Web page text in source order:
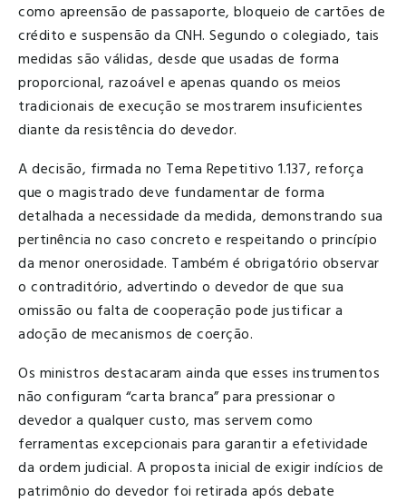
como apreensão de passaporte, bloqueio de cartões de
crédito e suspensão da CNH. Segundo o colegiado, tais
medidas são válidas, desde que usadas de forma
proporcional, razoável e apenas quando os meios
tradicionais de execução se mostrarem insuficientes
diante da resistência do devedor.
A decisão, firmada no Tema Repetitivo 1.137, reforça
que o magistrado deve fundamentar de forma
detalhada a necessidade da medida, demonstrando sua
pertinência no caso concreto e respeitando o princípio
da menor onerosidade. Também é obrigatório observar
o contraditório, advertindo o devedor de que sua
omissão ou falta de cooperação pode justificar a
adoção de mecanismos de coerção.
Os ministros destacaram ainda que esses instrumentos
não configuram “carta branca” para pressionar o
devedor a qualquer custo, mas servem como
ferramentas excepcionais para garantir a efetividade
da ordem judicial. A proposta inicial de exigir indícios de
patrimônio do devedor foi retirada após debate